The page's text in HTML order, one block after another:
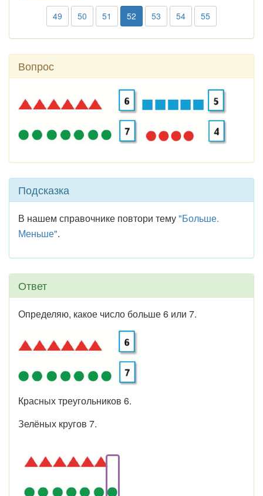
49 50 51 52 53 54 55
Вопрос
Подсказка
В нашем справочнике повтори тему"Больше.
Меньше".
Ответ
Определяю, какое число больше 6 или 7.
Красных треугольников 6.
Зелёных кругов 7.